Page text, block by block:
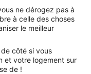
ne dérogez pas à
à celle des choses
le meilleur
côté si vous
et votre logement sur
notre site Web. Bénéficiez d'une remise de !